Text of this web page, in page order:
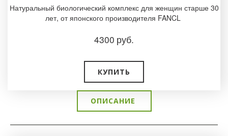
Натуральный биологический комплекс для женщин старше 30
лет, от японского производителя FANCL
4300 руб.
КУПИТЬ
ОПИСАНИЕ